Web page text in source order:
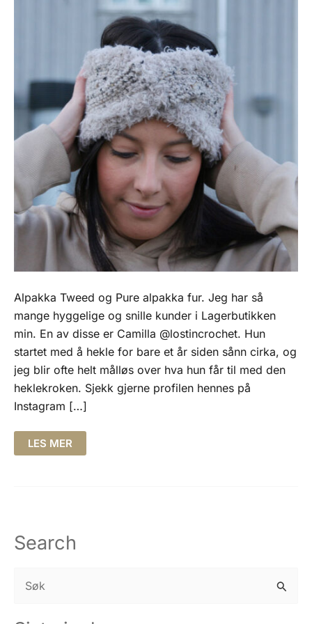
Alpakka Tweed og Pure alpakka fur. Jeg har så
mange hyggelige og snille kunder i Lagerbutikken
min. En av disse er Camilla @lostincrochet. Hun
startet med å hekle for bare et år siden sånn cirka, og
jeg blir ofte helt målløs over hva hun får til med den
heklekroken. Sjekk gjerne profilen hennes på
Instagram […]
TWISTED
POLAR
LES MER
Search